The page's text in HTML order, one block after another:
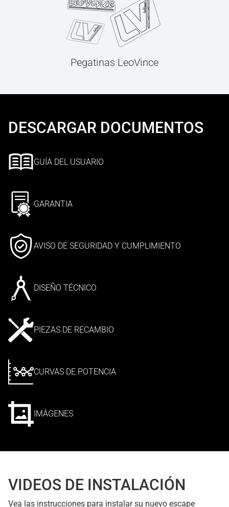
Pegatinas LeoVince
DESCARGAR DOCUMENTOS
GUÍA DEL USUARIO
GARANTIA
AVISO DE SEGURIDAD Y CUMPLIMIENTO
DISEÑO TÉCNICO
PIEZAS DE RECAMBIO
CURVAS DE POTENCIA
IMÁGENES
VIDEOS DE INSTALACIÓN
Vea las instrucciones para instalar su nuevo escape